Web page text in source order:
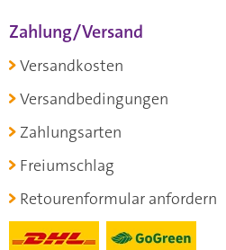
Zahlung/Versand
Versandkosten
Versandbedingungen
Zahlungsarten
Freiumschlag
Retourenformular anfordern